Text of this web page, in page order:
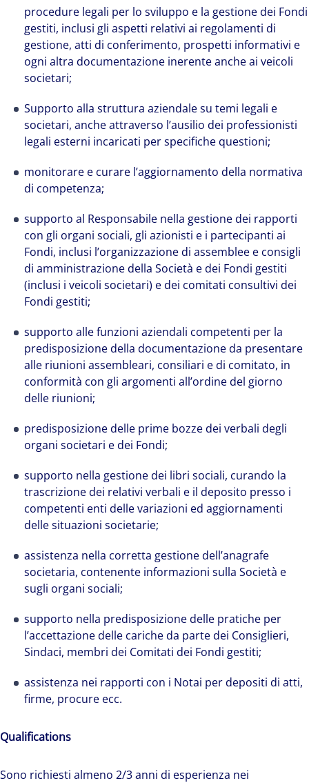
procedure legali per lo sviluppo e la gestione dei Fondi
gestiti, inclusi gli aspetti relativi ai regolamenti di
gestione, atti di conferimento, prospetti informativi e
ogni altra documentazione inerente anche ai veicoli
societari;
Supporto alla struttura aziendale su temi legali e
societari, anche attraverso l’ausilio dei professionisti
legali esterni incaricati per specifiche questioni;
monitorare e curare l’aggiornamento della normativa
di competenza;
supporto al Responsabile nella gestione dei rapporti
con gli organi sociali, gli azionisti e i partecipanti ai
Fondi, inclusi l’organizzazione di assemblee e consigli
di amministrazione della Società e dei Fondi gestiti
(inclusi i veicoli societari) e dei comitati consultivi dei
Fondi gestiti;
supporto alle funzioni aziendali competenti per la
predisposizione della documentazione da presentare
alle riunioni assembleari, consiliari e di comitato, in
conformità con gli argomenti all’ordine del giorno
delle riunioni;
predisposizione delle prime bozze dei verbali degli
organi societari e dei Fondi;
supporto nella gestione dei libri sociali, curando la
trascrizione dei relativi verbali e il deposito presso i
competenti enti delle variazioni ed aggiornamenti
delle situazioni societarie;
assistenza nella corretta gestione dell’anagrafe
societaria, contenente informazioni sulla Società e
sugli organi sociali;
supporto nella predisposizione delle pratiche per
l’accettazione delle cariche da parte dei Consiglieri,
Sindaci, membri dei Comitati dei Fondi gestiti;
assistenza nei rapporti con i Notai per depositi di atti,
firme, procure ecc.
Qualifications
Sono richiesti almeno 2/3 anni di esperienza nei
The world is evolving and so are our clients'
needs. Colliers is a leading diversified
professional services and investment
management firm that is expert-led and
solutions-oriented. Let us show you how we